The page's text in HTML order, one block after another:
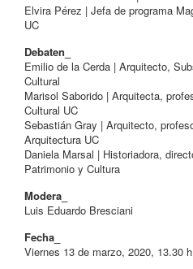
Elvira Pérez | Jefa de programa
UC
Debaten_
Emilio de la Cerda | Arquitecto,
Cultural
Marisol Saborido | Arquitecta,
Cultural UC
Sebastián Gray | Arquitecto,
Arquitectura UC
Daniela Marsal | Historiadora,
Patrimonio y Cultura
Modera_
Luis Eduardo Bresciani
Fecha_
Viernes 13 de marzo, 2020, 13.30